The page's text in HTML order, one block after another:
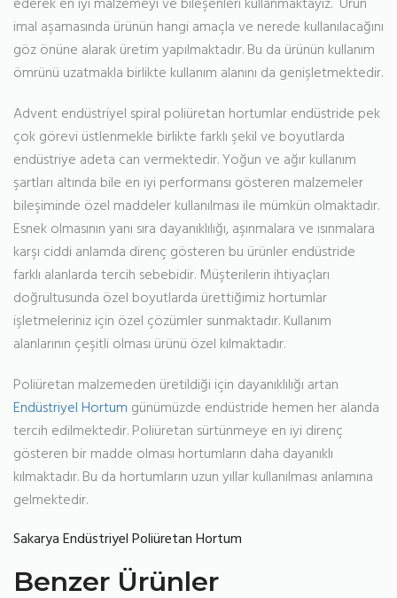
imal aşamasında ürünün hangi amaçla ve nerede kullanılacağını
göz önüne alarak üretim yapılmaktadır. Bu da ürünün kullanım
ömrünü uzatmakla birlikte kullanım alanını da genişletmektedir.
Advent endüstriyel spiral poliüretan hortumlar endüstride pek
çok görevi üstlenmekle birlikte farklı şekil ve boyutlarda
endüstriye adeta can vermektedir. Yoğun ve ağır kullanım
şartları altında bile en iyi performansı gösteren malzemeler
bileşiminde özel maddeler kullanılması ile mümkün olmaktadır.
Esnek olmasının yanı sıra dayanıklılığı, aşınmalara ve ısınmalara
karşı ciddi anlamda direnç gösteren bu ürünler endüstride
farklı alanlarda tercih sebebidir. Müşterilerin ihtiyaçları
doğrultusunda özel boyutlarda ürettiğimiz hortumlar
işletmeleriniz için özel çözümler sunmaktadır. Kullanım
alanlarının çeşitli olması ürünü özel kılmaktadır.
Poliüretan malzemeden üretildiği için dayanıklılığı artan
Endüstriyel Hortum günümüzde endüstride hemen her alanda
tercih edilmektedir. Poliüretan sürtünmeye en iyi direnç
gösteren bir madde olması hortumların daha dayanıklı
kılmaktadır. Bu da hortumların uzun yıllar kullanılması anlamına
gelmektedir.
Sakarya Endüstriyel Poliüretan Hortum
Benzer Ürünler